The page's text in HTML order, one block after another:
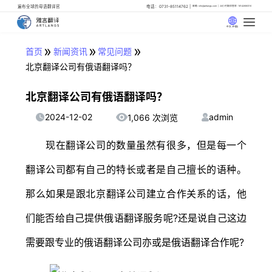
遍布全球的母语翻译官 电话：0731-85114762 邮箱: info@artlangs.com 24小时翻译管家: 18142666316
中文 (中国)
首页 » 新闻资讯» 常见问题 »
北京翻译公司有俄语翻译吗？
北京翻译公司有俄语翻译吗？
2024-12-02 1,066 次浏览 admin
现在翻译公司的数量虽然有很多，但是每一个
翻译公司都有自己的特长或者是自己擅长的语种。
那么如果是跟北京翻译公司建立合作关系的话，他
们能否给自己提供俄语翻译服务呢?还是说自己这边
需要跟专业的俄语翻译公司亦或是俄语翻译合作呢?